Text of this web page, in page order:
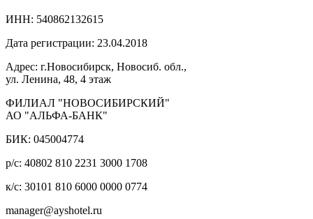
ИНН: 540862132615
Дата регистрации: 23.04.2018
Адрес: г.Новосибирск, Новосиб. обл.,
ул. Ленина, 48, 4 этаж
ФИЛИАЛ "НОВОСИБИРСКИЙ"
АО "АЛЬФА-БАНК"
БИК: 045004774
р/с: 40802 810 2231 3000 1708
к/с: 30101 810 6000 0000 0774
manager@ayshotel.ru